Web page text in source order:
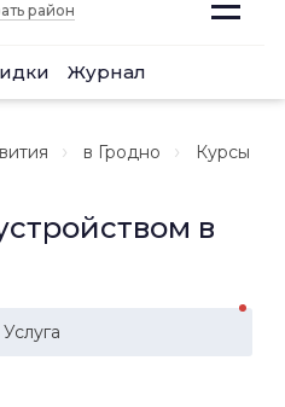
район
Журнал
в Гродно
Курсы
в
Услуга